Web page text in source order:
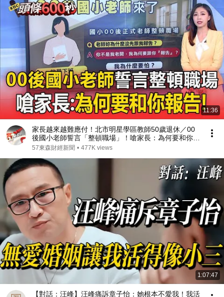
11:36
家長越來越難應付！北市明星學區教師50歲退休／00
後國小老師誓言「整頓職場」！嗆家長：為何要和你報
告
57東森財經新聞 • 477K views
1:07:47
【對話：汪峰】汪峰痛訴章子怡：她根本不愛我！我活